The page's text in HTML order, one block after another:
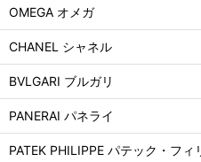
OMEGA オメガ
CHANEL シャネル
BVLGARI ブルガリ
PANERAI パネライ
PATEK PHILIPPE パテック・フィ